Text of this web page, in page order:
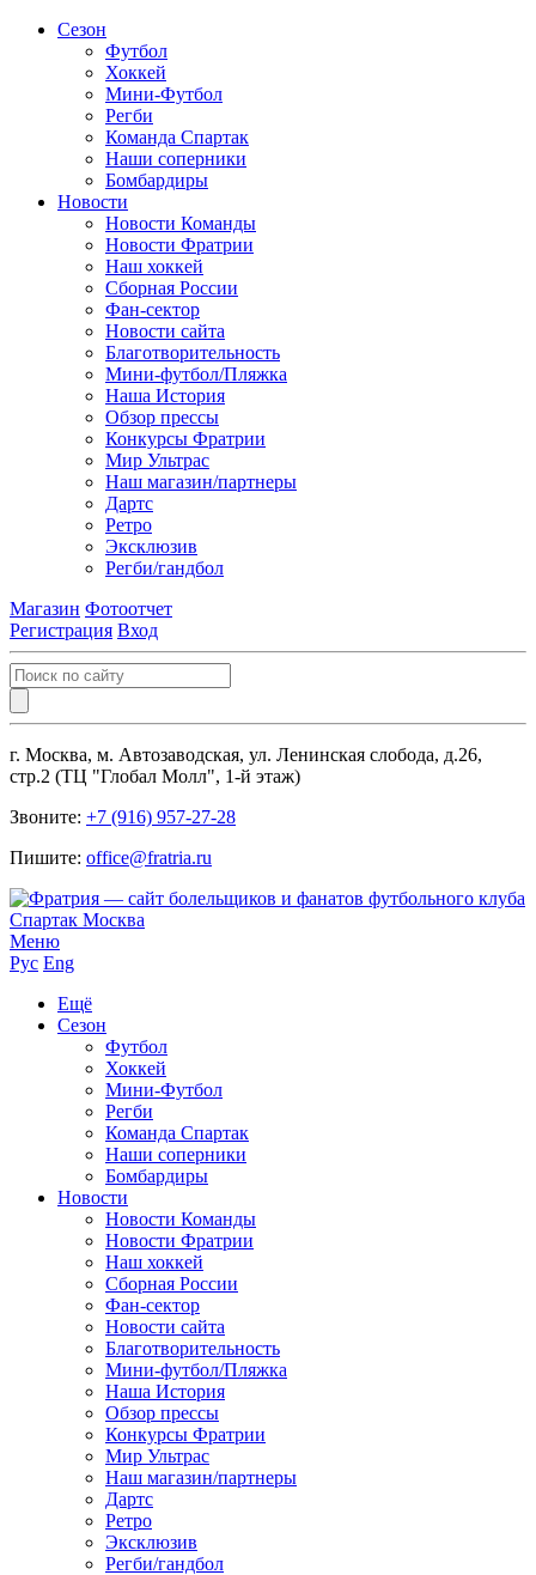
Сезон
Футбол
Хоккей
Мини-Футбол
Регби
Команда Спартак
Наши соперники
Бомбардиры
Новости
Новости Команды
Новости Фратрии
Наш хоккей
Сборная России
Фан-cектор
Новости сайта
Благотворительность
Мини-футбол/Пляжка
Наша История
Обзор прессы
Конкурсы Фратрии
Мир Ультрас
Наш магазин/партнеры
Дартс
Ретро
Эксклюзив
Регби/гандбол
Магазин Фотоотчет
Регистрация Вход
г. Москва, м. Автозаводская, ул. Ленинская слобода, д.26,
стр.2 (ТЦ "Глобал Молл", 1-й этаж)
Звоните: +7 (916) 957-27-28
Пишите: office@fratria.ru
Меню
Рус Eng
Ещё
Сезон
Футбол
Хоккей
Мини-Футбол
Регби
Команда Спартак
Наши соперники
Бомбардиры
Новости
Новости Команды
Новости Фратрии
Наш хоккей
Сборная России
Фан-cектор
Новости сайта
Благотворительность
Мини-футбол/Пляжка
Наша История
Обзор прессы
Конкурсы Фратрии
Мир Ультрас
Наш магазин/партнеры
Дартс
Ретро
Эксклюзив
Регби/гандбол